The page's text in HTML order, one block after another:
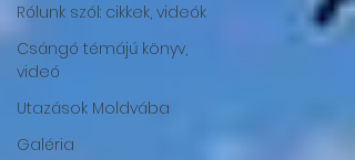
Rólunk szól: cikkek, videók
Csángó témájú könyv,
videó
Utazások Moldvába
Galéria